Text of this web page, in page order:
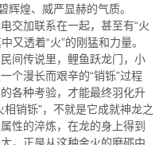
辉煌、威严显赫的气质。
交加联系在一起，甚至有“火
又透着“火”的刚猛和力量。
间传说里，鲤鱼跃龙门，小
个漫长而艰辛的“销铄”过程
各种考验，才能最终羽化升
销铄”，不就是它成就神龙之
性的淬炼，在龙的身上得到